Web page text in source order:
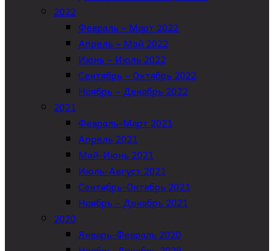
2022
Февраль – Март 2022
Апрель – Май 2022
Июнь – Июль 2022
Сентябрь – Октябрь 2022
Ноябрь – Декабрь 2022
2021
Февраль-Март 2021
Апрель 2021
Май-Июнь 2021
Июль-Август 2021
Сентябрь-Октябрь 2021
Ноябрь – Декабрь 2021
2020
Январь-Февраль 2020